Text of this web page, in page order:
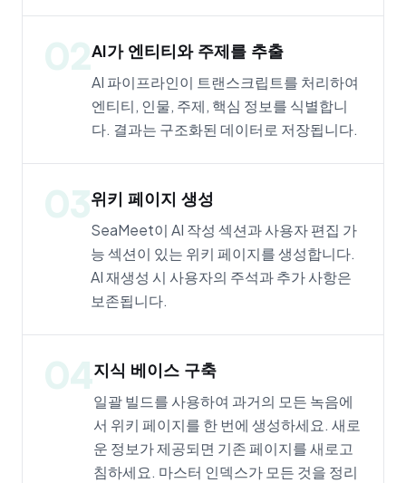
02AI가 엔티티와 주제를 추출
AI 파이프라인이 트랜스크립트를 처리하여
엔티티, 인물, 주제, 핵심 정보를 식별합니
다. 결과는 구조화된 데이터로 저장됩니다.
03위키 페이지 생성
SeaMeet이 AI 작성 섹션과 사용자 편집 가
능 섹션이 있는 위키 페이지를 생성합니다.
AI 재생성 시 사용자의 주석과 추가 사항은
보존됩니다.
04지식 베이스 구축
일괄 빌드를 사용하여 과거의 모든 녹음에
서 위키 페이지를 한 번에 생성하세요. 새로
운 정보가 제공되면 기존 페이지를 새로고
침하세요. 마스터 인덱스가 모든 것을 정리